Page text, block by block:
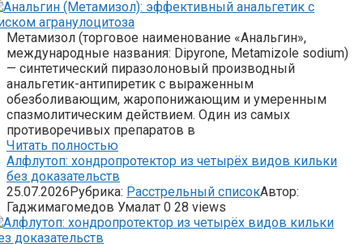
Метамизол (торговое наименование «Анальгин»,
международные названия: Dipyrone, Metamizole sodium)
— синтетический пиразолоновый производный
анальгетик-антипиретик с выраженным
обезболивающим, жаропонижающим и умеренным
спазмолитическим действием. Один из самых
противоречивых препаратов в
Читать полностью
Алфлутоп: хондропротектор из четырёх видов кильки
без доказательств
25.07.2026Рубрика: Расстрельный списокАвтор:
Гаджимагомедов Умалат 0 28 views